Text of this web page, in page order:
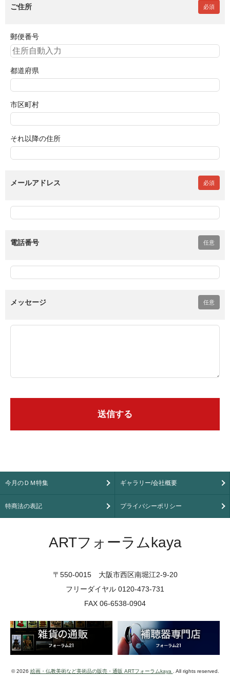
ご住所 必須
郵便番号
都道府県
市区町村
それ以降の住所
メールアドレス 必須
電話番号 任意
メッセージ 任意
送信する
今月のＤＭ特集 ギャラリー/会社概要
特商法の表記 プライバシーポリシー
ARTフォーラムkaya
〒550-0015 大阪市西区南堀江2-9-20
フリーダイヤル 0120-473-731
FAX 06-6538-0904
© 2026 絵画・仏教美術など美術品の販売・通販 ARTフォーラムkaya . All rights reserved.